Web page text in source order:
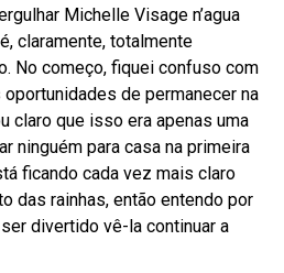
Michelle Visage n’agua
claramente, totalmente
No começo, fiquei confuso com
de permanecer na
claro que isso era apenas uma
ninguém para casa na primeira
ficando cada vez mais claro
das rainhas, então entendo por
divertido vê-la continuar a